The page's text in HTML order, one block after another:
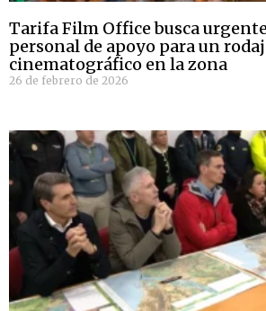
Tarifa Film Office busca
personal de apoyo para un
cinematográfico en la zona
26 de febrero de 2026